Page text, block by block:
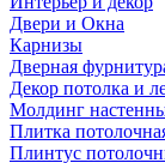
Двери и Окна
Карнизы
Дверная
Декор потолка и
Молдинг
Плитка
Плинтус